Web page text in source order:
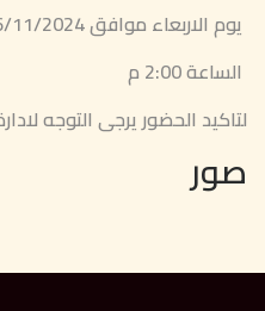
يوم الاربعاء موافق 6/11/2024
الساعة 2:00 م
لتاكيد الحضور يرجى التوجه
صور